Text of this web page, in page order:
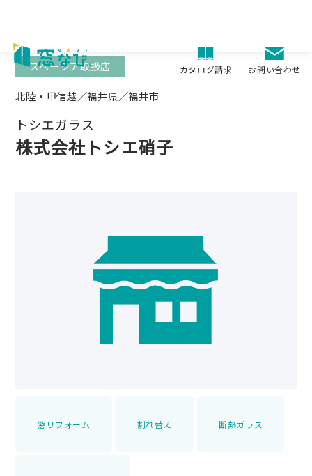
content
カタログ請求 お問い合わせ
北陸・甲信越／福井県／福井市
トシエガラス
株式会社トシエ硝子
スペーシア取扱店
窓リフォーム 割れ替え 断熱ガラス